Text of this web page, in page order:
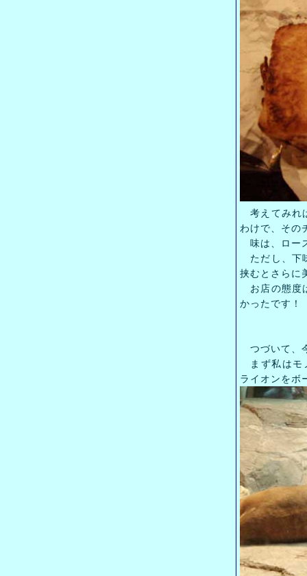
考えてみれ
わけで、その
味は、ロー
ただし、下
挟むとさらに
お店の態度
かったです！
つづいて、
まず私はモ
ライオンをボ